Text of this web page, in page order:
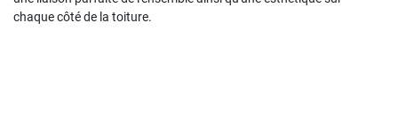
chaque côté de la toiture.